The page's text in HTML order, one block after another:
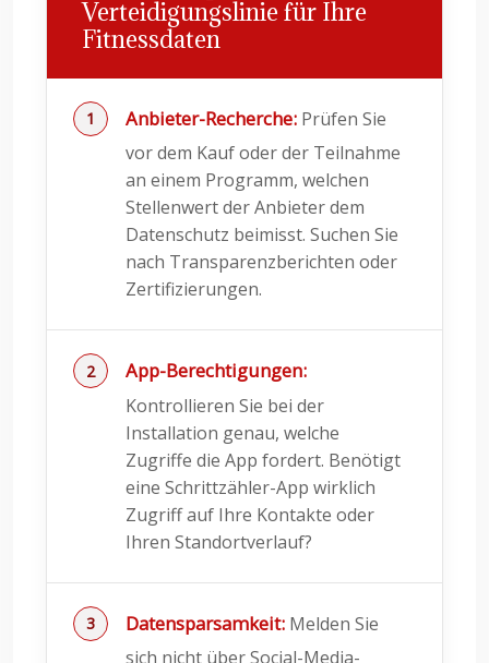
Verteidigungslinie für Ihre
Fitnessdaten
Anbieter-Recherche: Prüfen Sie
vor dem Kauf oder der Teilnahme
an einem Programm, welchen
Stellenwert der Anbieter dem
Datenschutz beimisst. Suchen Sie
nach Transparenzberichten oder
Zertifizierungen.
App-Berechtigungen:
Kontrollieren Sie bei der
Installation genau, welche
Zugriffe die App fordert. Benötigt
eine Schrittzähler-App wirklich
Zugriff auf Ihre Kontakte oder
Ihren Standortverlauf?
Datensparsamkeit: Melden Sie
sich nicht über Social-Media-